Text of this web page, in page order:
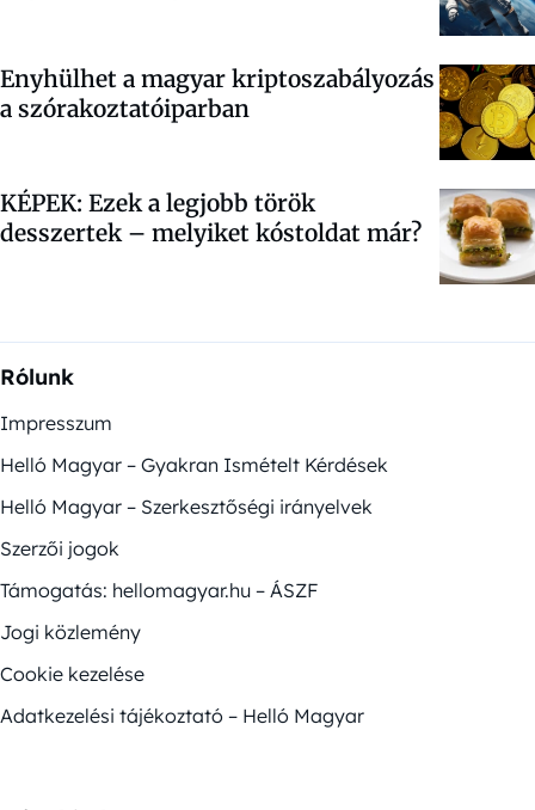
Enyhülhet a magyar kriptoszabályozás
a szórakoztatóiparban
KÉPEK: Ezek a legjobb török
desszertek – melyiket kóstoldat már?
Rólunk
Impresszum
Helló Magyar – Gyakran Ismételt Kérdések
Helló Magyar – Szerkesztőségi irányelvek
Szerzői jogok
Támogatás: hellomagyar.hu – ÁSZF
Jogi közlemény
Cookie kezelése
Adatkezelési tájékoztató – Helló Magyar